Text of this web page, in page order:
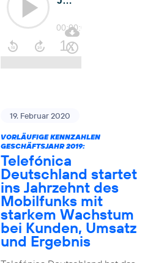
19. Februar 2020
VORLÄUFIGE KENNZAHLEN
GESCHÄFTSJAHR 2019:
Telefónica
Deutschland startet
ins Jahrzehnt des
Mobilfunks mit
starkem Wachstum
bei Kunden, Umsatz
und Ergebnis